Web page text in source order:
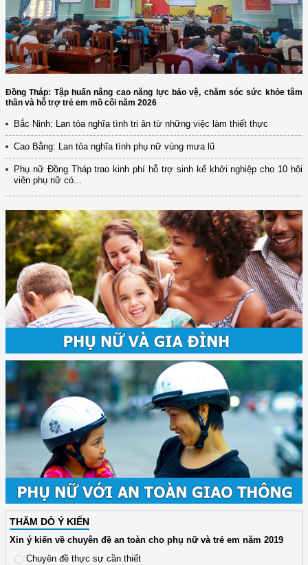
Đồng Tháp: Tập huấn nâng cao năng lực bảo vệ, chăm sóc sức khỏe tâm
thần và hỗ trợ trẻ em mồ côi năm 2026
Bắc Ninh: Lan tỏa nghĩa tình tri ân từ những việc làm thiết thực
Cao Bằng: Lan tỏa nghĩa tình phụ nữ vùng mưa lũ
Phụ nữ Đồng Tháp trao kinh phí hỗ trợ sinh kế khởi nghiệp cho 10 hội
viên phụ nữ có...
THĂM DÒ Ý KIẾN
Xin ý kiến về chuyên đề an toàn cho phụ nữ và trẻ em năm 2019
Chuyên đề thực sự cần thiết